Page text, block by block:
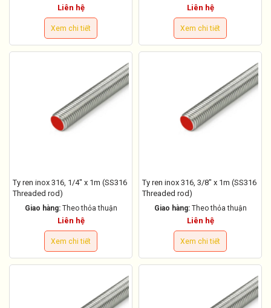
Liên hệ
Xem chi tiết
Liên hệ
Xem chi tiết
Ty ren inox 316, 1/4" x 1m (SS316
Threaded rod)
Giao hàng: Theo thỏa thuận
Liên hệ
Xem chi tiết
Ty ren inox 316, 3/8" x 1m (SS316
Threaded rod)
Giao hàng: Theo thỏa thuận
Liên hệ
Xem chi tiết